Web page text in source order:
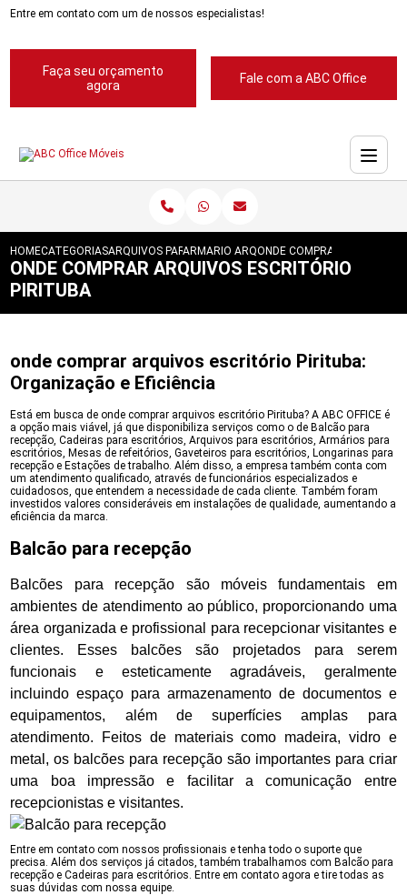
Entre em contato com um de nossos especialistas!
Faça seu orçamento
agora
Fale com a ABC Office
HOMECATEGORIASARQUIVOS PARA ESCRITORIOS
ARMARIO ARQUIVO PARA ESCRITORIO
ONDE COMPRAR ARQUIVOS
ONDE COMPRAR ARQUIVOS ESCRITÓRIO
PIRITUBA
onde comprar arquivos escritório Pirituba:
Organização e Eficiência
Está em busca de onde comprar arquivos escritório Pirituba? A ABC OFFICE é
a opção mais viável, já que disponibiliza serviços como o de Balcão para
recepção, Cadeiras para escritórios, Arquivos para escritórios, Armários para
escritórios, Mesas de refeitórios, Gaveteiros para escritórios, Longarinas para
recepção e Estações de trabalho. Além disso, a empresa também conta com
um atendimento qualificado, através de funcionários especializados e
cuidadosos, que entendem a necessidade de cada cliente. Também foram
investidos valores consideráveis em instalações de qualidade, aumentando a
eficiência da marca.
Balcão para recepção
Balcões para recepção são móveis fundamentais em
ambientes de atendimento ao público, proporcionando uma
área organizada e profissional para recepcionar visitantes e
clientes. Esses balcões são projetados para serem
funcionais e esteticamente agradáveis, geralmente
incluindo espaço para armazenamento de documentos e
equipamentos, além de superfícies amplas para
atendimento. Feitos de materiais como madeira, vidro e
metal, os balcões para recepção são importantes para criar
uma boa impressão e facilitar a comunicação entre
recepcionistas e visitantes.
Entre em contato com nossos profissionais e tenha todo o suporte que
precisa. Além dos serviços já citados, também trabalhamos com Balcão para
recepção e Cadeiras para escritórios. Entre em contato agora e tire todas as
suas dúvidas com nossa equipe.